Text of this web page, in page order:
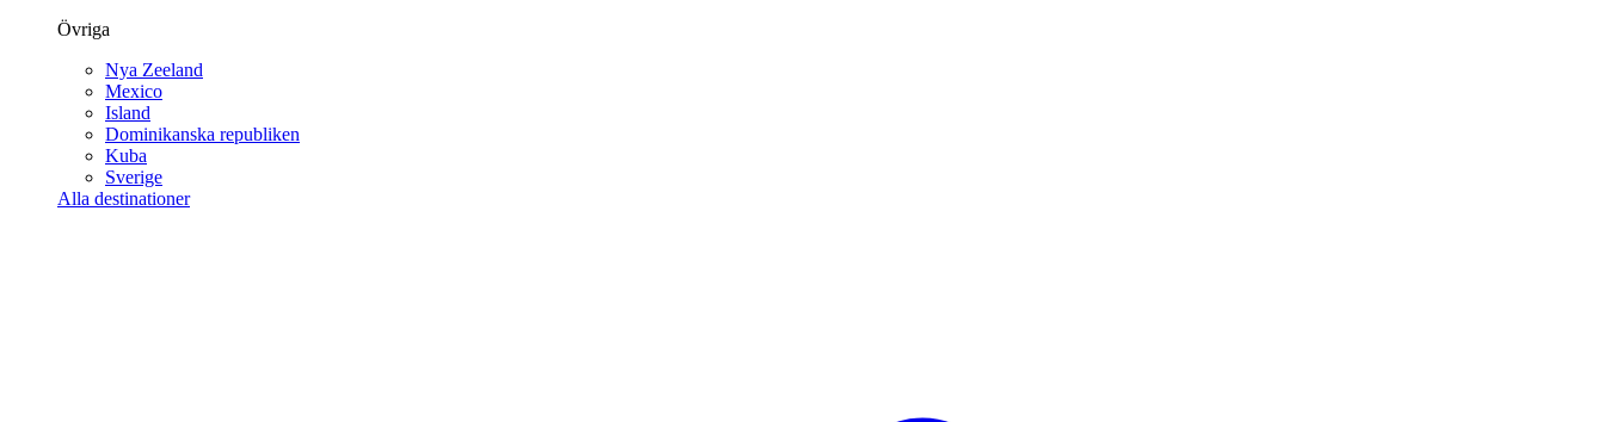
Övriga
Nya Zeeland
Mexico
Island
Dominikanska republiken
Kuba
Sverige
Alla destinationer